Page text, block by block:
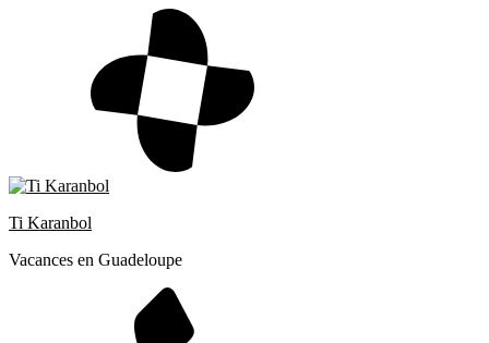
Ti Karanbol
Vacances en Guadeloupe